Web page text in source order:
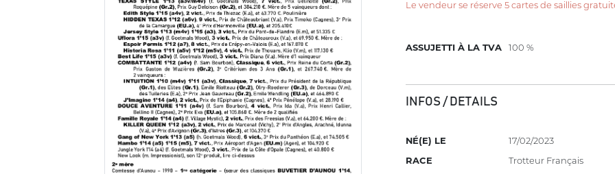
Le vendeur se réserve 5 cartes de saillies
ASSUJETTI À LA TVA 100 %
INFOS / DETAILS
NÉ(E) LE
17/02/2023
RACE
Trotteur Français